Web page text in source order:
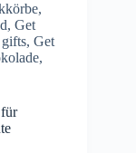
,
, Get
, Get
,